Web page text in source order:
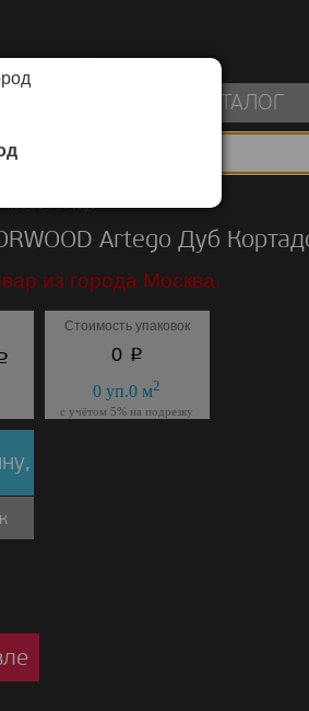
ПОКРЫТИЙ
КАТАЛОГ
/Artego
Artego Дуб
из города Москва.
Стоимость упаковок
0 p
0 уп.0 м2
с учётом 5% на подрезку